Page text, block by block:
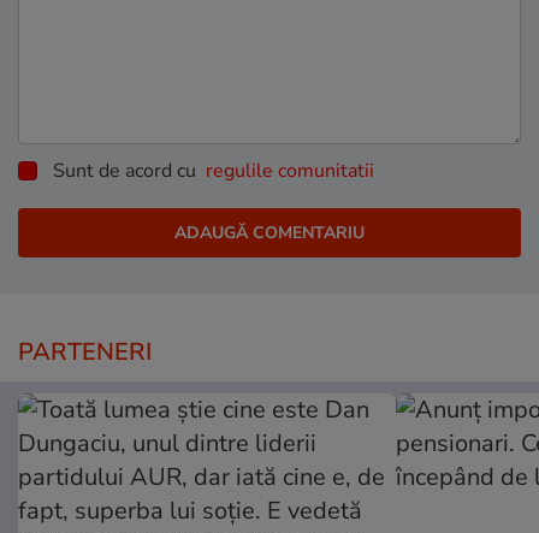
Sunt de acord cu regulile comunitatii
PARTENERI